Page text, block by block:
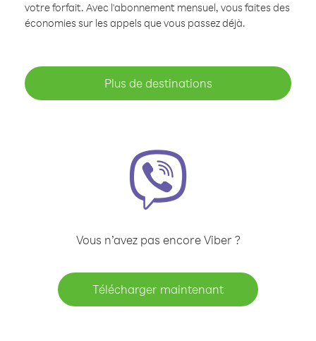
votre forfait. Avec l'abonnement mensuel, vous faites des
économies sur les appels que vous passez déjà.
Plus de destinations
Vous n’avez pas encore Viber ?
Télécharger maintenant